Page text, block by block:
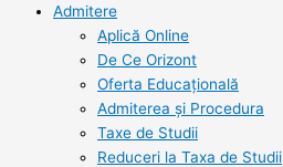
Admitere
Aplică Online
De Ce Orizont
Oferta Educațională
Admiterea și Procedura
Taxe de Studii
Reduceri la Taxa de Studii